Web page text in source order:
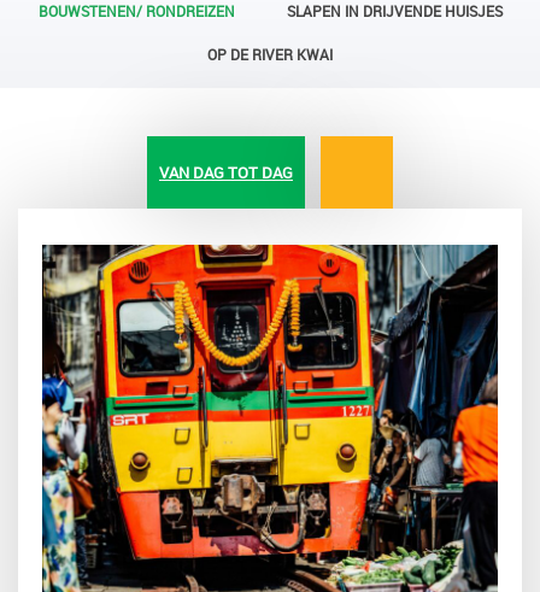
BOUWSTENEN/ RONDREIZEN SLAPEN IN DRIJVENDE HUISJES
OP DE RIVER KWAI
VAN DAG TOT DAG